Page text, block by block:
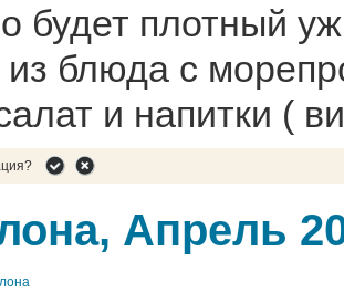
будет плотный
из блюда с
и напитки (
Апрель